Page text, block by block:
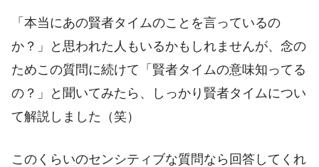
「本当にあの賢者タイムのことを言っているの
か？」と思われた人もいるかもしれませんが、念の
ためこの質問に続けて「賢者タイムの意味知ってる
の？」と聞いてみたら、しっかり賢者タイムについ
て解説しました（笑）
このくらいのセンシティブな質問なら回答してくれ